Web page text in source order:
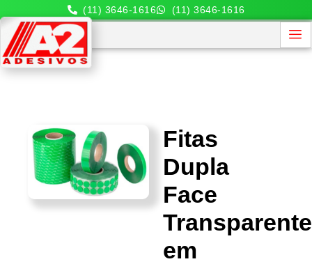
(11) 3646-1616 (11) 3646-1616
Fitas
Dupla
Face
em